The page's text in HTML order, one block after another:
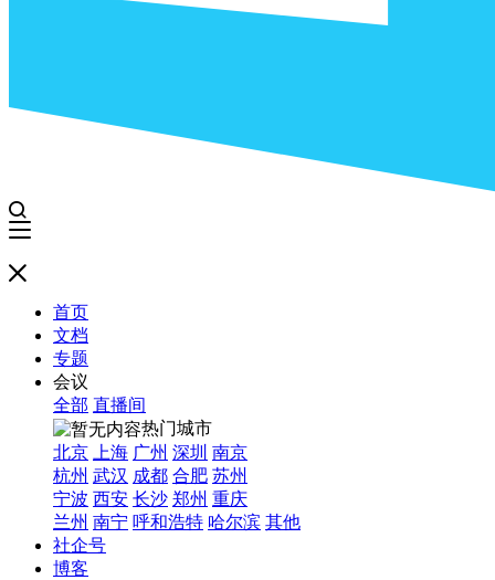
首页
文档
专题
会议
全部 直播间
热门城市
北京
上海 广州 深圳 南京
杭州 武汉 成都 合肥 苏州
宁波 西安 长沙 郑州 重庆
兰州 南宁 呼和浩特 哈尔滨 其他
社企号
博客